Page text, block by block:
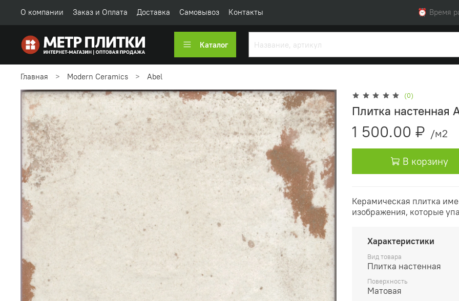
О компании Заказ и Оплата Доставка Самовывоз Контакты ⏰ Время
Каталог
Главная Modern Ceramics Abel
(0)
Плитка
1 500.00 ₽ /м2
В корзину
Керамическая плитка
изображения, которые
Характеристики
Вид товара
Плитка настенная
Поверхность
Матовая